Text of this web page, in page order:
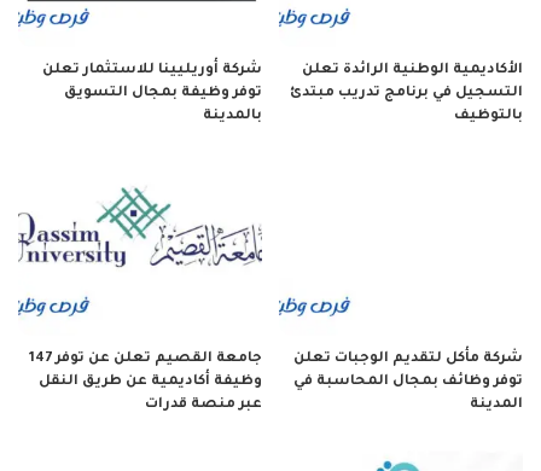
الأكاديمية الوطنية الرائدة تعلن
التسجيل في برنامج تدريب مبتدئ
بالتوظيف
شركة أوريليينا للاستثمار تعلن
توفر وظيفة بمجال التسويق
بالمدينة
شركة مأكل لتقديم الوجبات تعلن
توفر وظائف بمجال المحاسبة في
المدينة
جامعة القصيم تعلن عن توفر 147
وظيفة أكاديمية عن طريق النقل
عبر منصة قدرات